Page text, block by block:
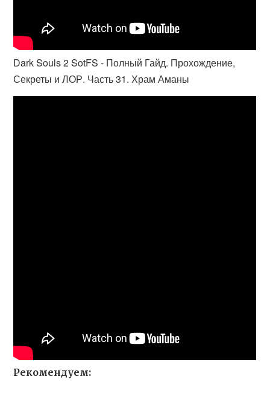
Dark Souls 2 SotFS - Полный Гайд. Прохождение,
Секреты и ЛОР. Часть 31. Храм Аманы
Рекомендуем: